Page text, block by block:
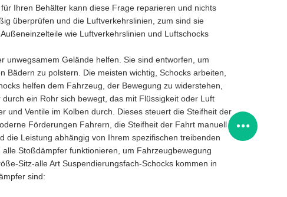
Ihren Behälter kann diese Frage reparieren und nichts
überprüfen und die Luftverkehrslinien, zum sind sie
wie Luftverkehrslinien und Luftschocks
Gelände helfen. Sie sind entworfen, um
zu polstern. Die meisten wichtig, Schocks arbeiten,
helfen dem Fahrzeug, der Bewegung zu widerstehen,
ein Rohr sich bewegt, das mit Flüssigkeit oder Luft
und Ventile im Kolben durch. Dieses steuert die Steifheit der
Förderungen Fahrern, die Steifheit der Fahrt manuell
die Leistung abhängig von Ihrem spezifischen treibenden
Stoßdämpfer funktionieren, um Fahrzeugbewegung
Sitz-alle Art Suspendierungsfach-Schocks kommen in
sind: